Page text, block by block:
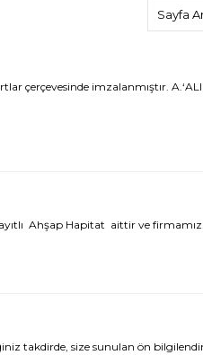
imzalanmıştır.
Ahşap Hapitat aittir ve
size sunulan ön